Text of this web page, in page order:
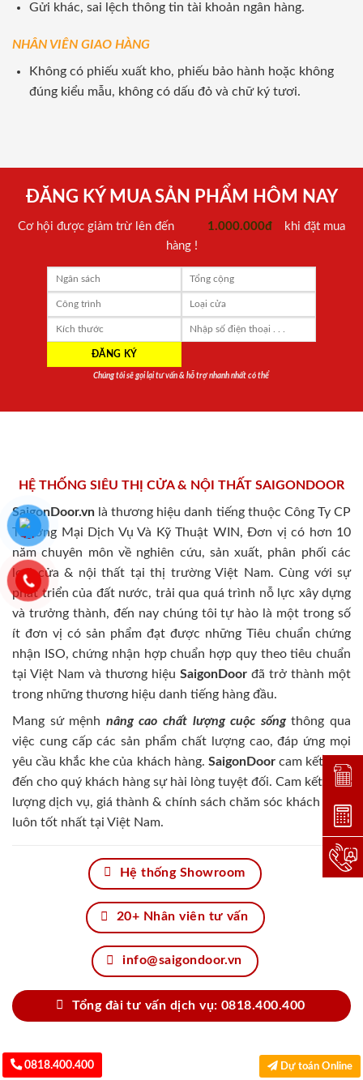
Gửi khác, sai lệch thông tin tài khoản ngân hàng.
NHÂN VIÊN GIAO HÀNG
Không có phiếu xuất kho, phiếu bảo hành hoặc không
đúng kiểu mẫu, không có dấu đỏ và chữ ký tươi.
ĐĂNG KÝ MUA SẢN PHẨM HÔM NAY
Cơ hội được giảm trừ lên đến 1.000.000đ
khi đặt mua
hàng !
Chúng tôi sẽ gọi lại tư vấn & hỗ trợ nhanh nhất có thể
HỆ THỐNG SIÊU THỊ CỬA & NỘI THẤT SAIGONDOOR
SaigonDoor.vn là thương hiệu danh tiếng thuộc Công Ty CP
Thương Mại Dịch Vụ Và Kỹ Thuật WIN, Đơn vị có hơn 10
năm chuyên môn về nghiên cứu, sản xuất, phân phối các
loại cửa & nội thất tại thị trường Việt Nam. Cùng với sự
phát triển của đất nước, trải qua quá trình nỗ lực xây dựng
và trưởng thành, đến nay chúng tôi tự hào là một trong số
ít đơn vị có sản phẩm đạt được những Tiêu chuẩn chứng
nhận ISO, chứng nhận hợp chuẩn hợp quy theo tiêu chuẩn
tại Việt Nam và thương hiệu SaigonDoor đã trở thành một
trong những thương hiệu danh tiếng hàng đầu.
Mang sứ mệnh nâng cao chất lượng cuộc sốngthông qua
việc cung cấp các sản phẩm chất lượng cao, đáp ứng mọi
yêu cầu khắc khe của khách hàng. SaigonDoorcam kết đem
đến cho quý khách hàng sự hài lòng tuyệt đối. Cam kết chất
lượng dịch vụ, giá thành & chính sách chăm sóc khách hàng
luôn tốt nhất tại Việt Nam.
Hệ thống Showroom
20+ Nhân viên tư vấn
info@saigondoor.vn
Tổng đài tư vấn dịch vụ: 0818.400.400
0818.400.400 Dự toán Online
Đặt
Dự